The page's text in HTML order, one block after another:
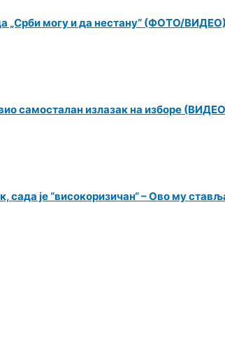
„Срби могу и да нестану“ (ФОТО/
самосталан излазак на изборе
је “високоризичан“ – Ово му